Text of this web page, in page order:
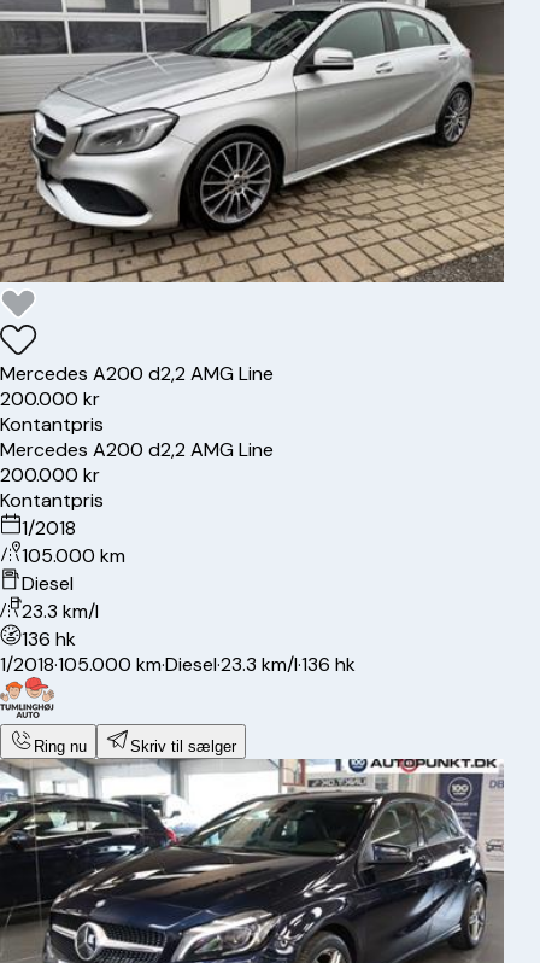
Mercedes A200 d2,2 AMG Line
200.000 kr
Kontantpris
Mercedes A200 d2,2 AMG Line
200.000 kr
Kontantpris
1/2018
105.000 km
Diesel
23.3 km/l
136 hk
1/2018·105.000 km·Diesel·23.3 km/l·136 hk
Ring nu Skriv til sælger